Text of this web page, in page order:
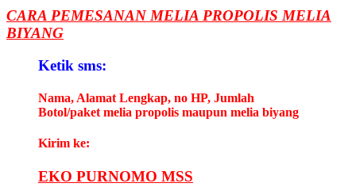
CARA PEMESANAN MELIA PROPOLIS MELIA
BIYANG
Ketik sms:
Nama, Alamat Lengkap, no HP, Jumlah
Botol/paket melia propolis maupun melia biyang
Kirim ke:
EKO PURNOMO MSS